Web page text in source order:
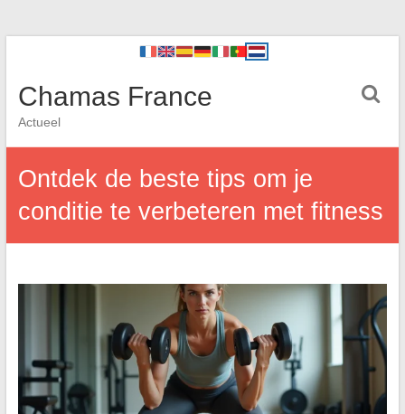
Chamas France
Actueel
Ontdek de beste tips om je
conditie te verbeteren met fitness